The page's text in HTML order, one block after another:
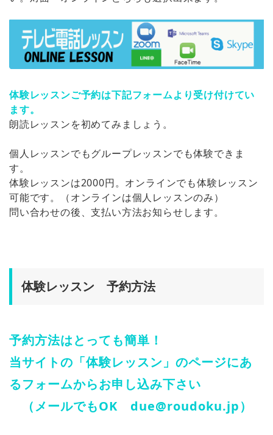
体験レッスンご予約は下記フォームより受け付けてい
ます。
朗読レッスンを初めてみましょう。
個人レッスンでもグループレッスンでも体験できま
す。
体験レッスンは2000円。オンラインでも体験レッスン
可能です。（オンラインは個人レッスンのみ）
問い合わせの後、支払い方法お知らせします。
体験レッスン 予約方法
予約方法はとっても簡単！
当サイトの「体験レッスン」のページにあ
るフォームからお申し込み下さい
（メールでもOK due@roudoku.jp）